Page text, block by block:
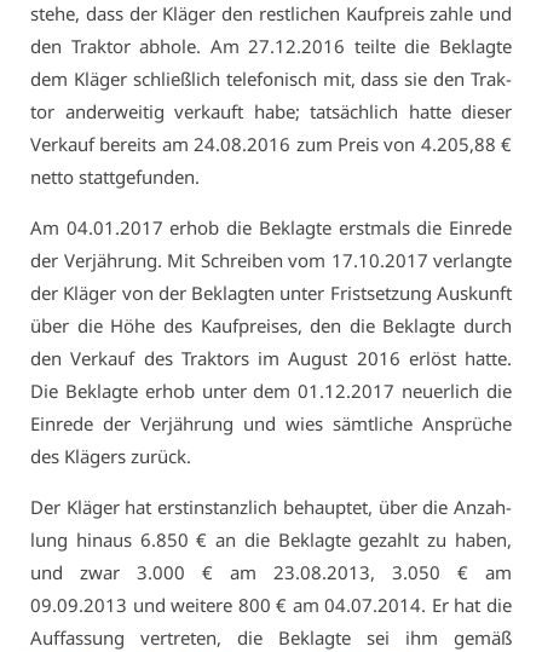
ste­he, dass der Klä­ger den rest­li­chen Kauf­preis zah­le und
den Trak­tor ab­ho­le. Am 27.12.2016 teil­te die Be­klag­te
dem Klä­ger schließ­lich te­le­fo­nisch mit, dass sie den Trak­
tor an­der­wei­tig ver­kauft ha­be; tat­säch­lich hat­te die­ser
Ver­kauf be­reits am 24.08.2016 zum Preis von 4.205,88 €
net­to statt­ge­fun­den.
Am 04.01.2017 er­hob die Be­klag­te erst­mals die Ein­re­de
der Ver­jäh­rung. Mit Schrei­ben vom 17.10.2017 ver­lang­te
der Klä­ger von der Be­klag­ten un­ter Frist­set­zung Aus­kunft
über die Hö­he des Kauf­prei­ses, den die Be­klag­te durch
den Ver­kauf des Trak­tors im Au­gust 2016 er­löst hat­te.
Die Be­klag­te er­hob un­ter dem 01.12.2017 neu­er­lich die
Ein­re­de der Ver­jäh­rung und wies sämt­li­che An­sprü­che
des Klä­gers zu­rück.
Der Klä­ger hat erst­in­stanz­lich be­haup­tet, über die An­zah­
lung hin­aus 6.850 € an die Be­klag­te ge­zahlt zu ha­ben,
und zwar 3.000 € am 23.08.2013, 3.050 € am
09.09.2013 und wei­te­re 800 € am 04.07.2014. Er hat die
Auf­fas­sung ver­tre­ten, die Be­klag­te sei ihm ge­mäß